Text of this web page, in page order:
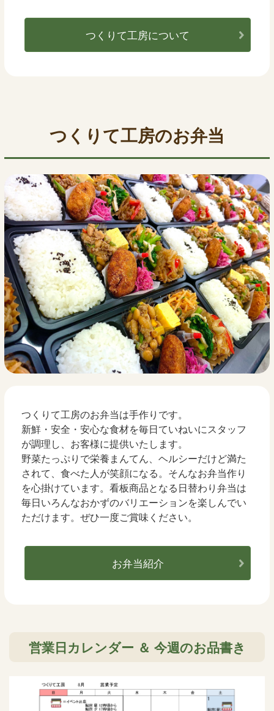
つくりて工房について
つくりて工房のお弁当
つくりて工房のお弁当は手作りです。
新鮮・安全・安心な食材を毎日ていねいにスタッフ
が調理し、お客様に提供いたします。
野菜たっぷりで栄養まんてん、ヘルシーだけど満た
されて、食べた人が笑顔になる。そんなお弁当作り
を心掛けています。看板商品となる日替わり弁当は
毎日いろんなおかずのバリエーションを楽しんでい
ただけます。ぜひ一度ご賞味ください。
お弁当紹介
営業日カレンダー ＆ 今週のお品書き